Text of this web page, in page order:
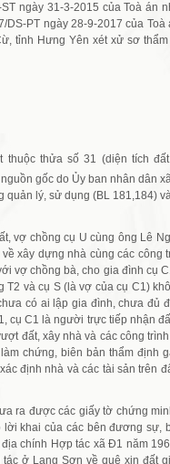
ngày 31-3-2015 của Toà án
PT ngày 28-9-2017 của Toà
tỉnh Hưng Yên xét xử sơ
thửa số 31 (diện tích
gốc do Ủy ban nhân dân
quản lý, sử dụng (BL 181,184)
vợ chồng cụ U cùng ông Lê
xây dựng nhà cùng các công
vợ chồng bà, cho gia đình cụ
T2 và cụ S (là vợ của cụ C1)
có ai lập gia đình, chưa đủ
cụ C1 là người trực tiếp nhận
đất, xây nhà và các công
chứng, biên bản thẩm định
định nhà và các tài sản trên
ra được các giấy tờ chứng
khai của các bên đương sự,
chính Hợp tác xã Đ1 năm
ở Lạng Sơn về quê xin đất